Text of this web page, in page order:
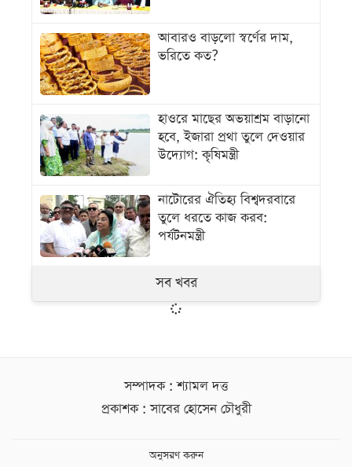
আবারও বাড়লো স্বর্ণের দাম,
ভরিতে কত?
হাওরে মাছের অভয়াশ্রম বাড়ানো
হবে, ইজারা প্রথা তুলে দেওয়ার
উদ্যোগ: কৃষিমন্ত্রী
নাটোরের ঐতিহ্য বিশ্বদরবারে
তুলে ধরতে কাজ করব:
পর্যটনমন্ত্রী
সব খবর
সম্পাদক : শ্যামল দত্ত
প্রকাশক : সাবের হোসেন চৌধুরী
অনুসরণ করুন